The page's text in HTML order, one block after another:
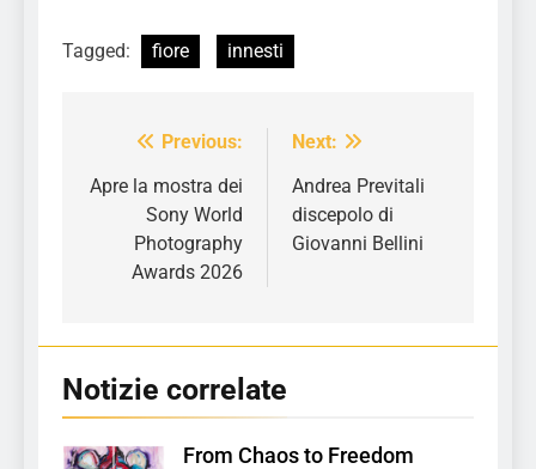
Tagged: fiore innesti
Navigazione
articoli
Previous:
Apre la mostra dei
Sony World
Photography
Awards 2026
Next:
Andrea Previtali
discepolo di
Giovanni Bellini
Notizie correlate
From Chaos to Freedom